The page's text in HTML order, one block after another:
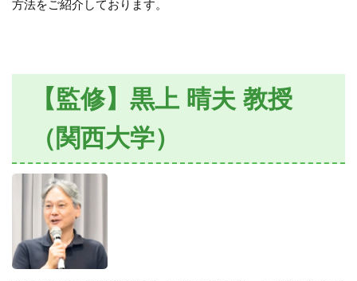
方法をご紹介しております。
【監修】黒上 晴夫 教授
（関西大学）